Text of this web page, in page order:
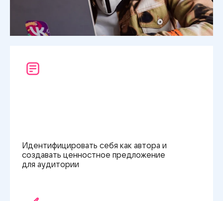
Идентифицировать себя как автора и
создавать ценностное предложение
для аудитории